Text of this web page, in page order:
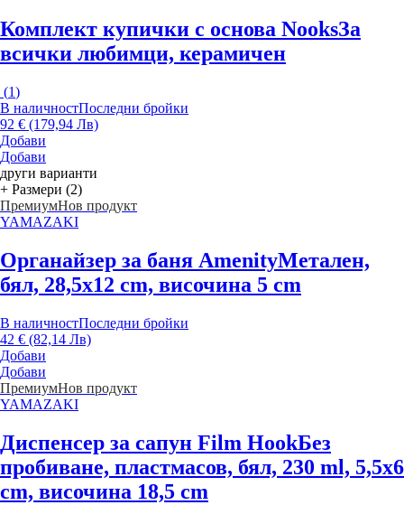
Комплект купички с основа NooksЗа
всички любимци, керамичен
(1)
В наличностПоследни бройки
92 € (179,94 Лв)
Добави
Добави
други варианти
+ Размери (2)
ПремиумНов продукт
YAMAZAKI
Органайзер за баня AmenityМетален,
бял, 28,5x12 cm, височина 5 cm
В наличностПоследни бройки
42 € (82,14 Лв)
Добави
Добави
ПремиумНов продукт
YAMAZAKI
Диспенсер за сапун Film HookБез
пробиване, пластмасов, бял, 230 ml, 5,5x6
cm, височина 18,5 cm